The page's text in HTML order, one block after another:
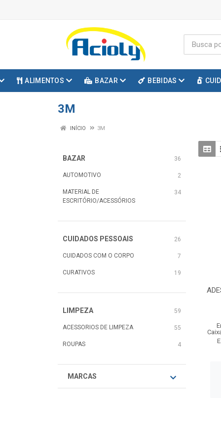
ALIMENTOS BAZAR BEBIDAS
3M
INÍCIO 3M
BAZAR 36
AUTOMOTIVO 2
MATERIAL DE
ESCRITÓRIO/ACESSÓRIOS
34
CUIDADOS PESSOAIS 26
CUIDADOS COM O CORPO 7
CURATIVOS 19
LIMPEZA 59
ACESSORIOS DE LIMPEZA 55
ROUPAS 4
MARCAS